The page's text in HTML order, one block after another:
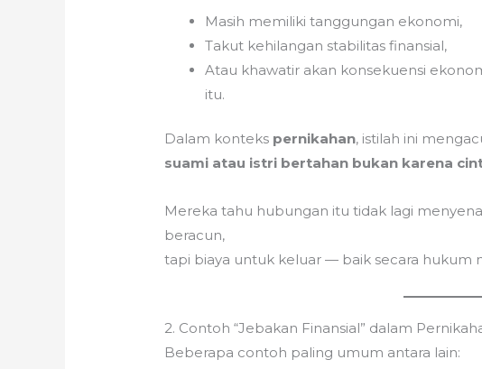
Masih memiliki tanggungan ekonomi,
Takut kehilangan stabilitas finansial,
Atau khawatir akan konsekuensi
itu.
Dalam konteks pernikahan, istilah ini
suami atau istri bertahan bukan karena
Mereka tahu hubungan itu tidak lagi
beracun,
tapi biaya untuk keluar — baik secara hukum
2. Contoh “Jebakan Finansial” dalam
Beberapa contoh paling umum antara lain: